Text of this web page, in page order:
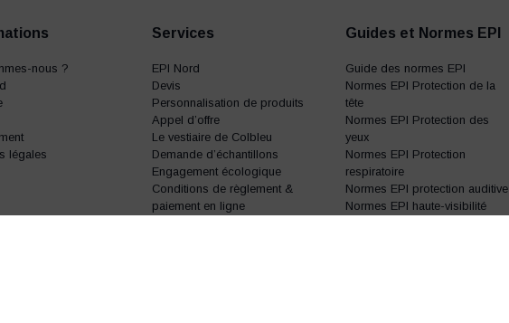
nous ?
légales
Services
EPI Nord
Devis
Personnalisation de produits
Appel d’offre
Le vestiaire de Colbleu
Demande d’échantillons
Engagement écologique
Conditions de règlement &
paiement en ligne
Guides et Normes EPI
Guide des normes EPI
Normes EPI Protection de la
tête
Normes EPI Protection des
yeux
Normes EPI Protection
respiratoire
Normes EPI protection auditive
Normes EPI haute-visibilité